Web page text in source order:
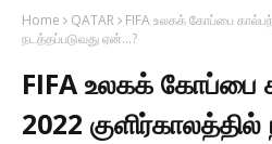
Home QATAR
FIFA உலகக் கோப்பை
நடத்தப்படுவது ஏன்...?
FIFA உலகக் கோப்பை
2022